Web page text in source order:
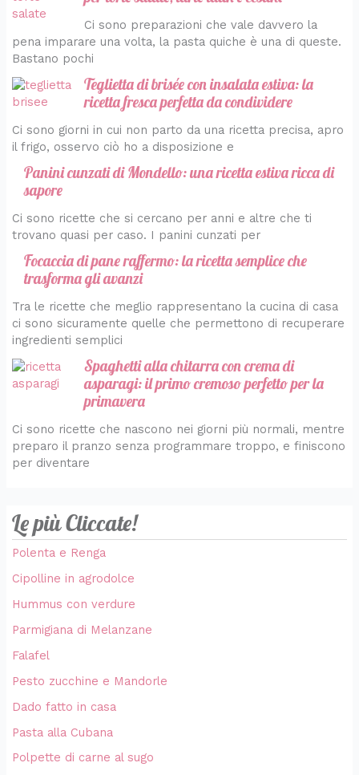
Ci sono preparazioni che vale davvero la
pena imparare una volta, la pasta quiche è una di queste.
Bastano pochi
Teglietta di brisée con insalata estiva: la
ricetta fresca perfetta da condividere
Ci sono giorni in cui non parto da una ricetta precisa, apro
il frigo, osservo ciò ho a disposizione e
Panini cunzati di Mondello: una ricetta estiva ricca di
sapore
Ci sono ricette che si cercano per anni e altre che ti
trovano quasi per caso. I panini cunzati per
Focaccia di pane raffermo: la ricetta semplice che
trasforma gli avanzi
Tra le ricette che meglio rappresentano la cucina di casa
ci sono sicuramente quelle che permettono di recuperare
ingredienti semplici
Spaghetti alla chitarra con crema di
asparagi: il primo cremoso perfetto per la
primavera
Ci sono ricette che nascono nei giorni più normali, mentre
preparo il pranzo senza programmare troppo, e finiscono
per diventare
Le più Cliccate!
Polenta e Renga
Cipolline in agrodolce
Hummus con verdure
Parmigiana di Melanzane
Falafel
Pesto zucchine e Mandorle
Dado fatto in casa
Pasta alla Cubana
Polpette di carne al sugo